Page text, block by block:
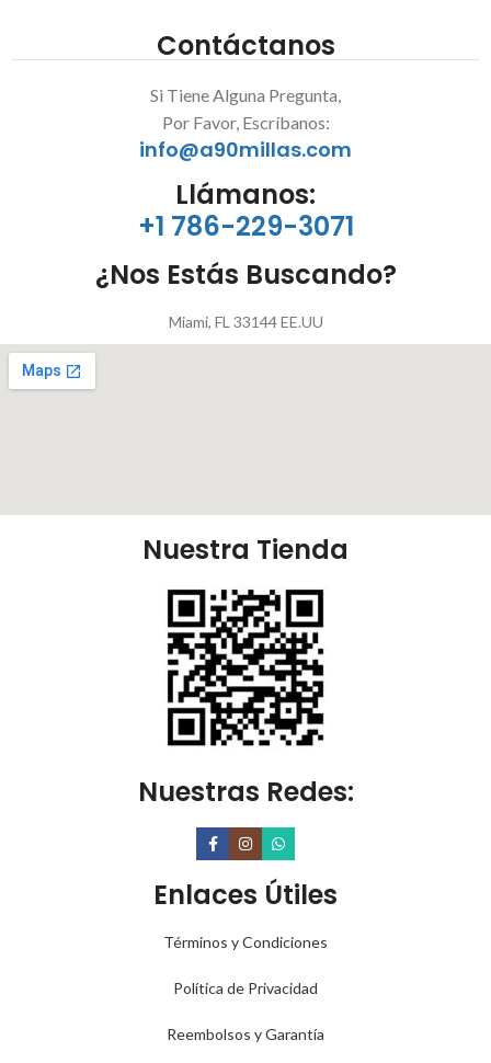
5
Contáctanos
Si Tiene Alguna Pregunta,
Por Favor, Escríbanos:
info@a90millas.com
Llámanos:
+1 786-229-3071
¿Nos Estás Buscando?
Miami, FL 33144 EE.UU
Nuestra Tienda
Nuestras Redes:
Enlaces Útiles
Términos y Condiciones
Política de Privacidad
Reembolsos y Garantía